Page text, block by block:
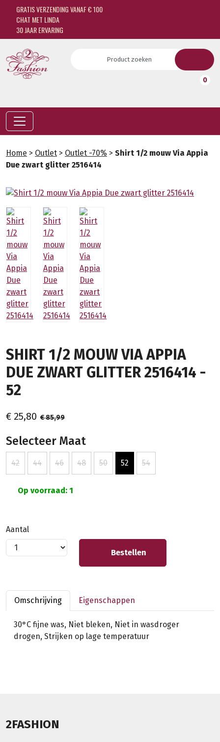
GRATIS VERZENDING VANAF € 100
CHAT MET LINDA
30 JAAR ERVARING
0
Home > Outlet > Outlet -70% > Shirt 1/2 mouw Via Appia
Due zwart glitter 2516414
SHIRT 1/2 MOUW VIA APPIA
DUE ZWART GLITTER 2516414 -
52
€ 25,80 € 85,99
Selecteer Maat
42 44 46 48 50 52 54
Op voorraad: 1
Aantal
Bestellen
Omschrijving Eigenschappen
30°C fijne was, Niet bleken, Niet in wasdroger
drogen, Strijken op lage temperatuur
2FASHION